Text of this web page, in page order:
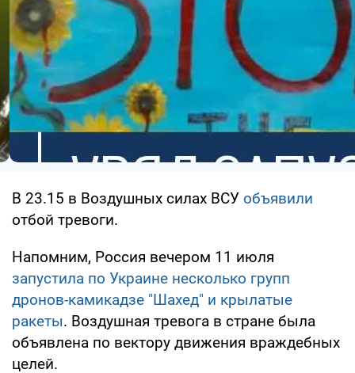
В 23.15 в Воздушных силах ВСУ объявили
отбой тревоги.
Напомним, Россия вечером 11 июля
запустила по Украине несколько групп
дронов-камикадзе "Шахед" и крылатые
ракеты. Воздушная тревога в стране была
объявлена по вектору движения враждебных
целей.